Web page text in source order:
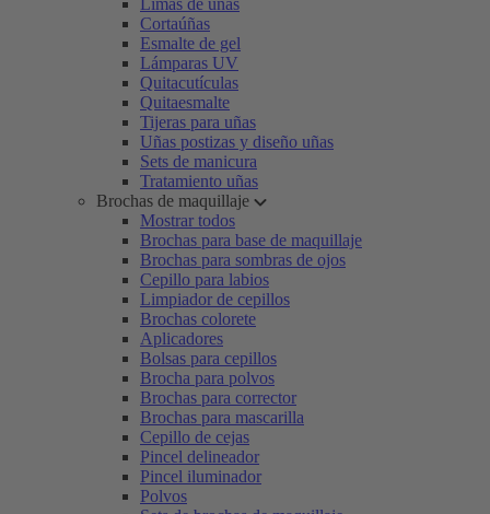
Limas de uñas
Cortaúñas
Esmalte de gel
Lámparas UV
Quitacutículas
Quitaesmalte
Tijeras para uñas
Uñas postizas y diseño uñas
Sets de manicura
Tratamiento uñas
Brochas de maquillaje
Mostrar todos
Brochas para base de maquillaje
Brochas para sombras de ojos
Cepillo para labios
Limpiador de cepillos
Brochas colorete
Aplicadores
Bolsas para cepillos
Brocha para polvos
Brochas para corrector
Brochas para mascarilla
Cepillo de cejas
Pincel delineador
Pincel iluminador
Polvos